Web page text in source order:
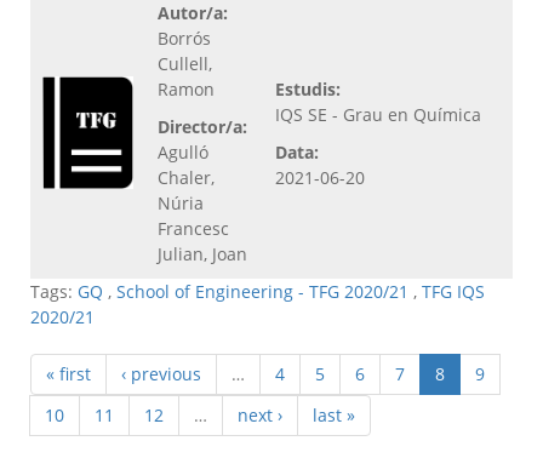
Autor/a:
Borrós
Cullell,
Ramon
Director/a:
Agulló
Chaler,
Núria
Francesc
Julian, Joan
Estudis:
IQS SE - Grau en Química
Data:
2021-06-20
Tags: GQ , School of Engineering - TFG 2020/21 , TFG IQS
2020/21
« first ‹ previous … 4 5 6 7 8
9
10
11 12 … next › last »